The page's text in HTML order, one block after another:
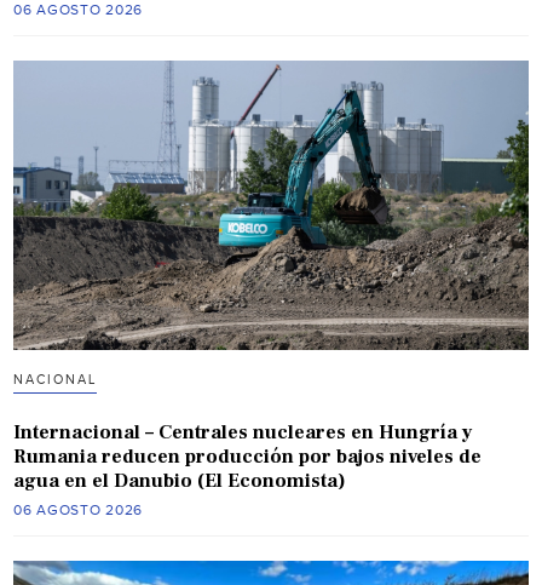
06 AGOSTO 2026
NACIONAL
Internacional – Centrales nucleares en Hungría y
Rumania reducen producción por bajos niveles de
agua en el Danubio (El Economista)
06 AGOSTO 2026